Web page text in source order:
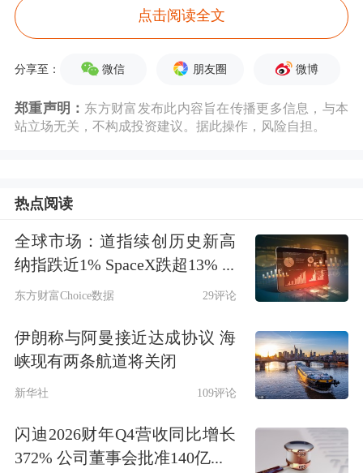
其中，沙特阿拉伯公共投资基金(PIF)和
科威特投资局(KIA)各自已提交10亿至
50亿美元不等的认购订单。此外，资产
规模达5800亿美元的卡塔尔投资局
SpaceX此次拟以每股135美元的固定价
格发行5.556亿股，募资总额约750亿美
元。股票预计将于6月12日开始交易。
此次IPO有望成为有史以来全球规模最
大的新股发行，超越沙特阿美2019年创
下的294亿美元上市纪录。
点击阅读全文
分享至： 微信 朋友圈 微博
郑重声明： 东方财富发布此内容旨在传播更多信息，与本
站立场无关，不构成投资建议。据此操作，风险自担。
热点阅读
全球市场：道指续创历史新高
纳指跌近1% SpaceX跌超13% ...
东方财富Choice数据 29评论
伊朗称与阿曼接近达成协议 海
峡现有两条航道将关闭
新华社 109评论
闪迪2026财年Q4营收同比增长
372% 公司董事会批准140亿...